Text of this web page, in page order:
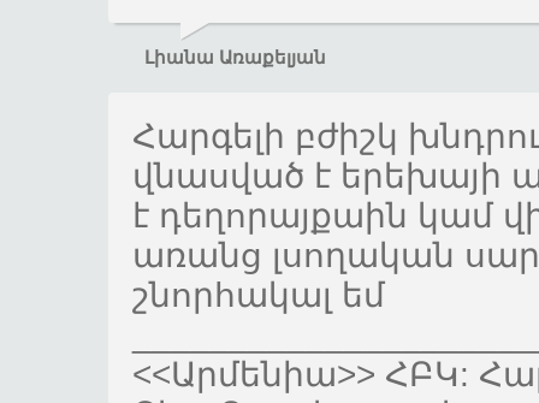
Լիանա Առաքելյան
Հարգելի բժիշկ
վնասված է երեխայի
է դեղորայքաին կամ
առանց լսողական
շնորհակալ եմ
<<Արմենիա>> ՀԲԿ: